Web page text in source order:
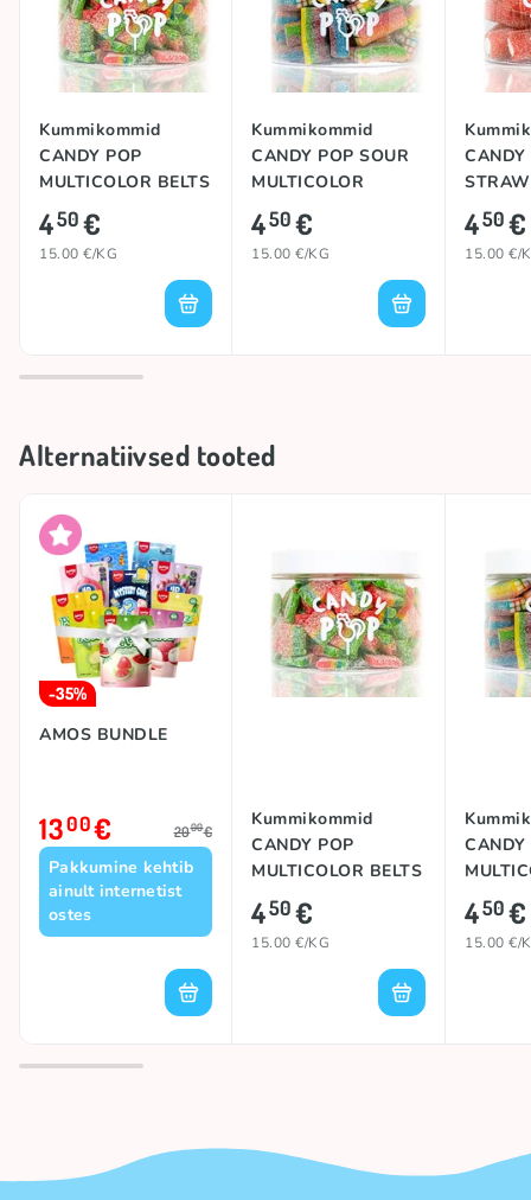
Kummikommid
CANDY POP
MULTICOLOR BELTS
BITES, 300g
450€
15.00 €/KG
Kummikommid
CANDY POP SOUR
MULTICOLOR
BRICKS, 300g
450€
15.00 €/KG
CANDY
450€
15.00 €/
Alternatiivsed tooted
-35%
Pakkumine kehtib
ainult internetist
ostes
AMOS BUNDLE
1300€ 2000€
Kummikommid
CANDY POP
MULTICOLOR BELTS
BITES, 300g
450€
15.00 €/KG
CANDY
450€
15.00 €/